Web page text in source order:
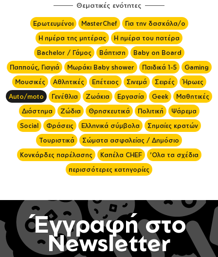
Θεματικές ενότητες
Ερωτευμένοι MasterChef
Για την δασκάλα/ο
Η ημέρα της μητέρας
Η ημέρα του πατέρα
Bachelor / Γάμος
Βάπτιση
Baby on Board
Παππούς, Γιαγιά
Μωράκι Baby shower Παιδικά 1-5
Gaming
Μουσικές
Αθλητικές Επέτειος Σινεμά Σειρές
Ήρωες
Auto/moto
Γενέθλια Ζωάκια Εργασία Geek
Μαθητικές
Διάστημα
Ζώδια Θρησκευτικά Πολιτική
Ψάρεμα
Social
Φράσεις Ελληνικά σύμβολα
Σημαίες κρατών
Τουριστικά
Σώματα ασφαλείας / Δημόσιο
Κονκάρδες παρέλασης
Καπέλα CHEF
'Ολα τα σχέδια
περισσότερες κατηγορίες
Έγγραφή στο
Newsletter